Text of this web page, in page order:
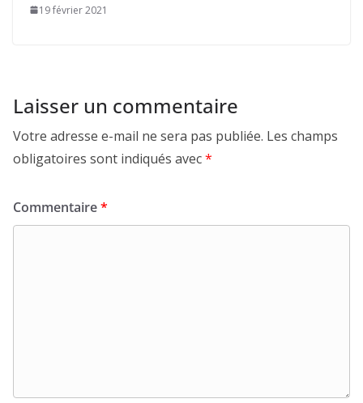
19 février 2021
Laisser un commentaire
Votre adresse e-mail ne sera pas publiée. Les champs
obligatoires sont indiqués avec*
Commentaire*